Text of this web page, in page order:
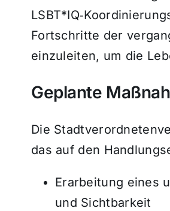
Fortschritte der
einzuleiten, um die
Geplante
Die
das auf den
Erarbeitung eines
und Sichtbarkeit